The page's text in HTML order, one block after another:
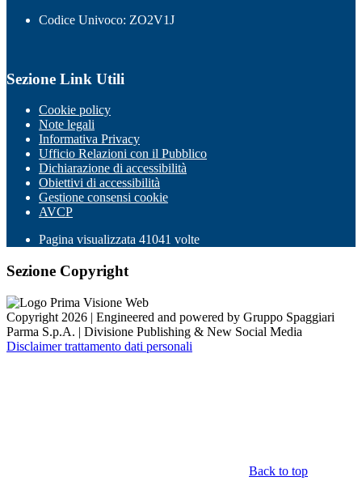
Codice Univoco: ZO2V1J
Sezione Link Utili
Cookie policy
Note legali
Informativa Privacy
Ufficio Relazioni con il Pubblico
Dichiarazione di accessibilità
Obiettivi di accessibilità
Gestione consensi cookie
AVCP
Pagina visualizzata 41041 volte
Sezione Copyright
Copyright 2026 | Engineered and powered by Gruppo Spaggiari
Parma S.p.A. | Divisione Publishing & New Social Media
Disclaimer trattamento dati personali
Back to top